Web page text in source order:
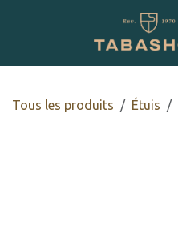
Tous les produits ​Étuis